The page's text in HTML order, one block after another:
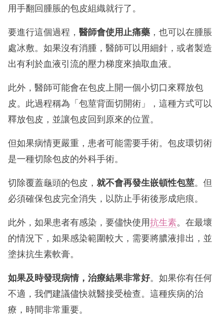
用手翻回腫脹的包皮組織就行了。
要進行這個過程， 醫師會使用止痛藥 ，也可以在腫脹
處冰敷。如果沒有消腫，醫師可以用細針，或者製造
出有利於血液引流的壓力梯度來抽取血液。
此外，醫師可能會在包皮上開一個小切口來釋放包
皮。此過程稱為「包莖背面切開術」，這種方式可以
釋放包皮，並讓包皮回到原來的位置。
但如果病情更嚴重，患者可能需要手術。包皮環切術
是一種切除包皮的外科手術。
切除覆蓋龜頭的包皮， 就不會再發生嵌頓性包莖。但
必須確保包皮完全消失，以防止手術後形成疤痕。
此外，如果患者有感染，要儘快使用抗生素。在最壞
的情況下，如果感染範圍較大，需要將膿液排出，並
塗抹抗生素軟膏。
如果及時發現病情，治療結果非常好。如果你有任何
不適，我們建議儘快就醫接受檢查。這種疾病的治
療，時間非常重要。